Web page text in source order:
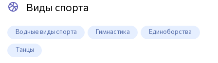
Виды спорта
Водные виды спорта Гимнастика Единоборства
Танцы